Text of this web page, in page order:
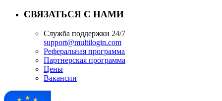
СВЯЗАТЬСЯ С НАМИ
Служба поддержки 24/7
support@multilogin.com
Реферальная программа
Партнерская программа
Цены
Вакансии